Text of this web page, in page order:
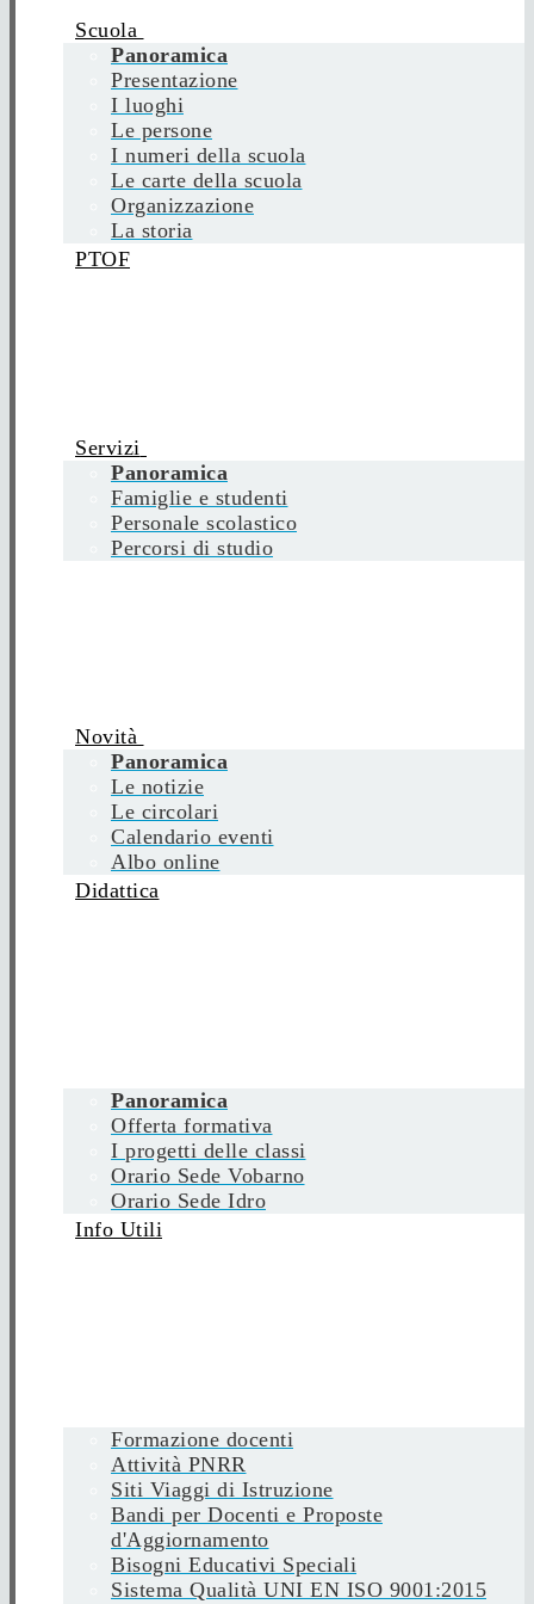
Scuola
Panoramica
Presentazione
I luoghi
Le persone
I numeri della scuola
Le carte della scuola
Organizzazione
La storia
PTOF
Servizi
Panoramica
Famiglie e studenti
Personale scolastico
Percorsi di studio
Novità
Panoramica
Le notizie
Le circolari
Calendario eventi
Albo online
Didattica
Panoramica
Offerta formativa
I progetti delle classi
Orario Sede Vobarno
Orario Sede Idro
Info Utili
Formazione docenti
Attività PNRR
Siti Viaggi di Istruzione
Bandi per Docenti e Proposte
d'Aggiornamento
Bisogni Educativi Speciali
Sistema Qualità UNI EN ISO 9001:2015